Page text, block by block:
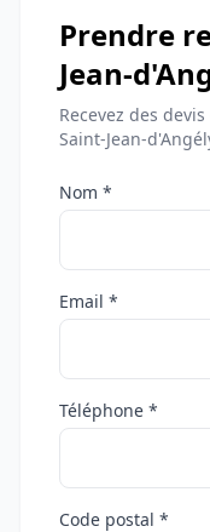
Prendre
Jean-
Recevez des
Saint-Jean-
Nom *
Email *
Téléphone *
Code postal *